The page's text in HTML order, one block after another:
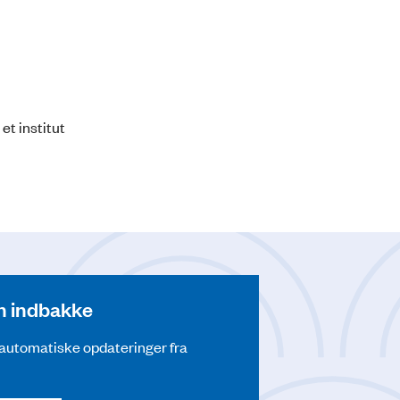
et institut
indbakke
opdateringer fra